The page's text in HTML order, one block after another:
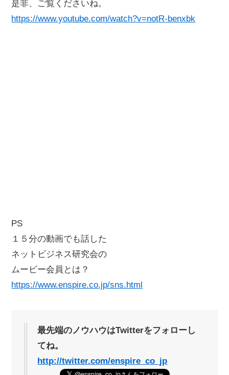
是非、ご覧くださいね。
https://www.youtube.com/watch?v=notR-benxbk
PS
１５分の動画でも話した
ネットビジネス研究会の
ムービー会員とは？
https://www.enspire.co.jp/sns.html
最先端のノウハウはTwitterをフォローし
てね。
http://twitter.com/enspire_co_jp